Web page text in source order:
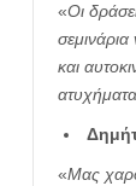
«Οι
και
«Μας